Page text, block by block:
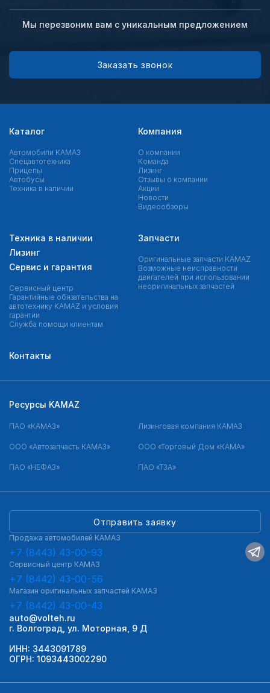
Мы перезвоним вам с уникальным предложением
Заказать звонок
Каталог
Автомобили КАМАЗ
Спецавтотехника
Прицепы
Автобусы
Техника в наличии
Компания
О компании
Команда
Лизинг
Отзывы о компании
Акции
Новости
Видеообзоры
Техника в наличии
Лизинг
Сервис и гарантия
Сервисный центр
Гарантийные обязательства на
автотехнику KAMAZ и условия
гарантии
Служба помощи клиентам
Запчасти
Оригинальные запчасти КAMAZ
Возможные неисправности
двигателей при использовании
неоригинальных запчастей
Контакты
Отправить заявку
Продажа автомобилей КАМАЗ
+7 (8443) 43-00-93
Сервисный центр КАМАЗ
+7 (8442) 43-00-56
Магазин оригинальных запчастей КАМАЗ
+7 (8442) 43-00-43
auto@volteh.ru
г. Волгоград, ул. Моторная, 9 Д
ИНН: 3443091789
ОГРН: 1093443002290
Ресурсы KAMAZ
ПАО «КАМАЗ» Лизинговая компания КАМАЗ
ООО «Автозапчасть КАМАЗ» ООО «Торговый Дом «КАМА»
ПАО «НЕФАЗ» ПАО «ТЗА»